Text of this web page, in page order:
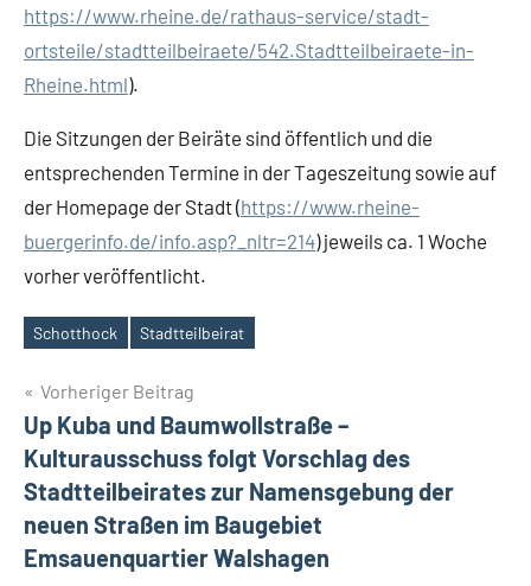
https://www.rheine.de/rathaus-service/stadt-
ortsteile/stadtteilbeiraete/542.Stadtteilbeiraete-in-
Rheine.html).
Die Sitzungen der Beiräte sind öffentlich und die
entsprechenden Termine in der Tageszeitung sowie auf
der Homepage der Stadt (https://www.rheine-
buergerinfo.de/info.asp?_nltr=214) jeweils ca. 1 Woche
vorher veröffentlicht.
Schlagwörter
Schotthock Stadtteilbeirat
Beitragsnavigation
Vorheriger Beitrag
Up Kuba und Baumwollstraße –
Kulturausschuss folgt Vorschlag des
Stadtteilbeirates zur Namensgebung der
neuen Straßen im Baugebiet
Emsauenquartier Walshagen